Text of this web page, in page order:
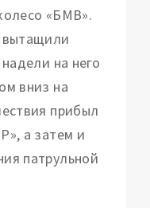
«БМВ».
вытащили
на него
вниз на
прибыл
а затем и
патрульной